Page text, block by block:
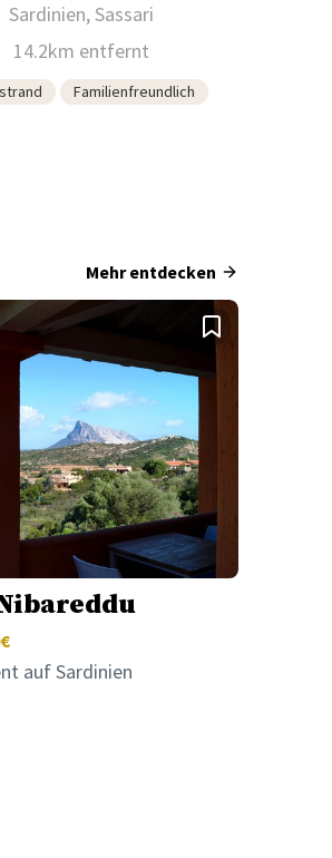
Sardinien, Sassari
14.2km entfernt
Familienfreundlich
Mehr entdecken
auf Sardinien